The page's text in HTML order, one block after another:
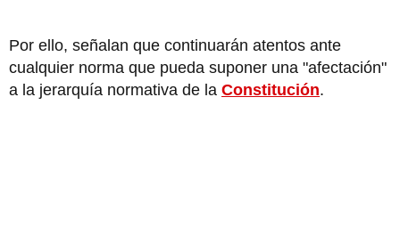
Por ello, señalan que continuarán atentos ante
cualquier norma que pueda suponer una "afectación"
a la jerarquía normativa de la Constitución.